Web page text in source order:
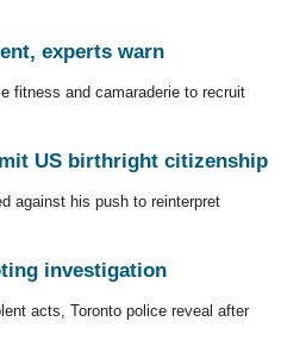
experts warn
fitness and camaraderie to recruit
US birthright citizenship
against his push to reinterpret
investigation
acts, Toronto police reveal after